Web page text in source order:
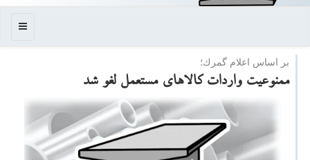
منو
بر اساس اعلام گمرك؛
ممنوعیت واردات كالاهای مستعمل لغو شد